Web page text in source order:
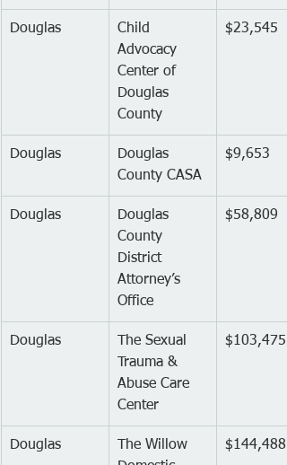
Douglas
Child
Advocacy
Center of
Douglas
County
$23,545
Douglas
Douglas
County CASA
$9,653
Douglas
Douglas
County
District
Attorney’s
Office
$58,809
Douglas
The Sexual
Trauma &
Abuse Care
Center
$103,475
Douglas
The Willow
$144,488